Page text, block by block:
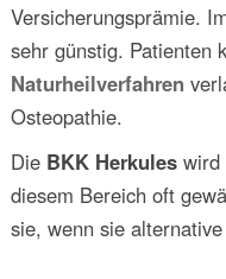
Versicherungsprämie.
sehr günstig. Patienten
Naturheilverfahren
Osteopathie.
Die BKK Herkuleswird
diesem Bereich oft
sie, wenn sie